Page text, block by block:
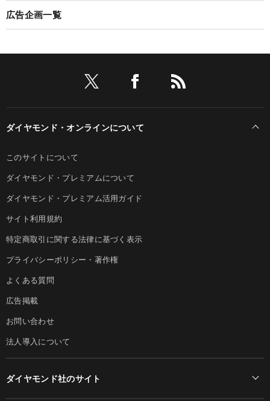
広告企画一覧
ダイヤモンド・オンラインについて
このサイトについて
ダイヤモンド・プレミアムについて
ダイヤモンド・プレミアム活用ガイド
サイト利用規約
特定商取引に関する法律に基づく表示
プライバシーポリシー・著作権
よくある質問
広告掲載
お問い合わせ
法人導入について
ダイヤモンド社のサイト